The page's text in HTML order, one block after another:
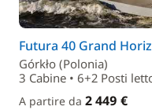
Futura 40 Grand
Górkło (Polonia)
3 Cabine • 6+2 Posti
A partire da 2 449 €